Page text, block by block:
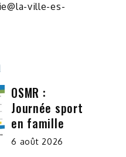
ville-es-
OSMR :
Journée sport
en famille
6 août 2026